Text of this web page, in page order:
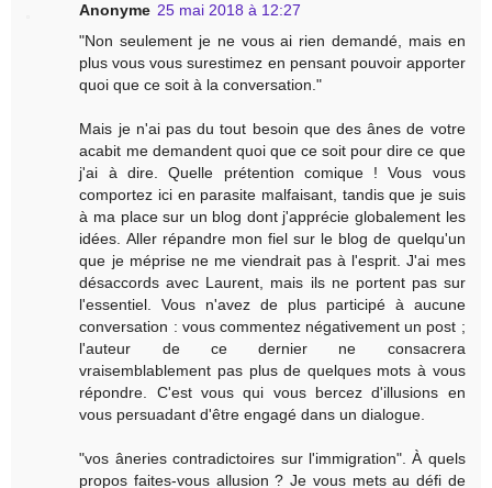
Anonyme 25 mai 2018 à 12:27
"Non seulement je ne vous ai rien demandé, mais en
plus vous vous surestimez en pensant pouvoir apporter
quoi que ce soit à la conversation."
Mais je n'ai pas du tout besoin que des ânes de votre
acabit me demandent quoi que ce soit pour dire ce que
j'ai à dire. Quelle prétention comique ! Vous vous
comportez ici en parasite malfaisant, tandis que je suis
à ma place sur un blog dont j'apprécie globalement les
idées. Aller répandre mon fiel sur le blog de quelqu'un
que je méprise ne me viendrait pas à l'esprit. J'ai mes
désaccords avec Laurent, mais ils ne portent pas sur
l'essentiel. Vous n'avez de plus participé à aucune
conversation : vous commentez négativement un post ;
l'auteur de ce dernier ne consacrera
vraisemblablement pas plus de quelques mots à vous
répondre. C'est vous qui vous bercez d'illusions en
vous persuadant d'être engagé dans un dialogue.
"vos âneries contradictoires sur l'immigration". À quels
propos faites-vous allusion ? Je vous mets au défi de